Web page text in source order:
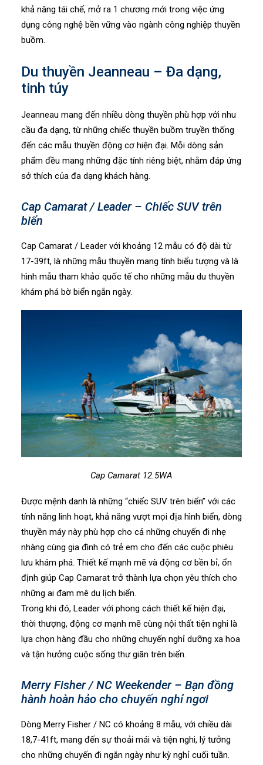
khả năng tái chế, mở ra 1 chương mới trong việc ứng
dụng công nghệ bền vững vào ngành công nghiệp thuyền
buồm.
Du thuyền Jeanneau – Đa dạng,
tinh túy
Jeanneau mang đến nhiều dòng thuyền phù hợp với nhu
cầu đa dạng, từ những chiếc thuyền buồm truyền thống
đến các mẫu thuyền động cơ hiện đại. Mỗi dòng sản
phẩm đều mang những đặc tính riêng biệt, nhằm đáp ứng
sở thích của đa dạng khách hàng.
Cap Camarat / Leader – Chiếc SUV trên
biển
Cap Camarat / Leader với khoảng 12 mẫu có độ dài từ
17-39ft, là những mẫu thuyền mang tính biểu tượng và là
hình mẫu tham khảo quốc tế cho những mẫu du thuyền
khám phá bờ biển ngắn ngày.
Cap Camarat 12.5WA
Được mệnh danh là những “chiếc SUV trên biển” với các
tính năng linh hoạt, khả năng vượt mọi địa hình biển, dòng
thuyền máy này phù hợp cho cả những chuyến đi nhẹ
nhàng cùng gia đình có trẻ em cho đến các cuộc phiêu
lưu khám phá. Thiết kế mạnh mẽ và động cơ bền bỉ, ổn
định giúp Cap Camarat trở thành lựa chọn yêu thích cho
những ai đam mê du lịch biển.
Trong khi đó, Leader với phong cách thiết kế hiện đại,
thời thượng, động cơ mạnh mẽ cùng nội thất tiện nghi là
lựa chọn hàng đầu cho những chuyến nghỉ dưỡng xa hoa
và tận hưởng cuộc sống thư giãn trên biển.
Merry Fisher / NC Weekender – Bạn đồng
hành hoàn hảo cho chuyến nghỉ ngơi
Dòng Merry Fisher / NC có khoảng 8 mẫu, với chiều dài
18,7-41ft, mang đến sự thoải mái và tiện nghi, lý tưởng
cho những chuyến đi ngắn ngày như kỳ nghỉ cuối tuần.